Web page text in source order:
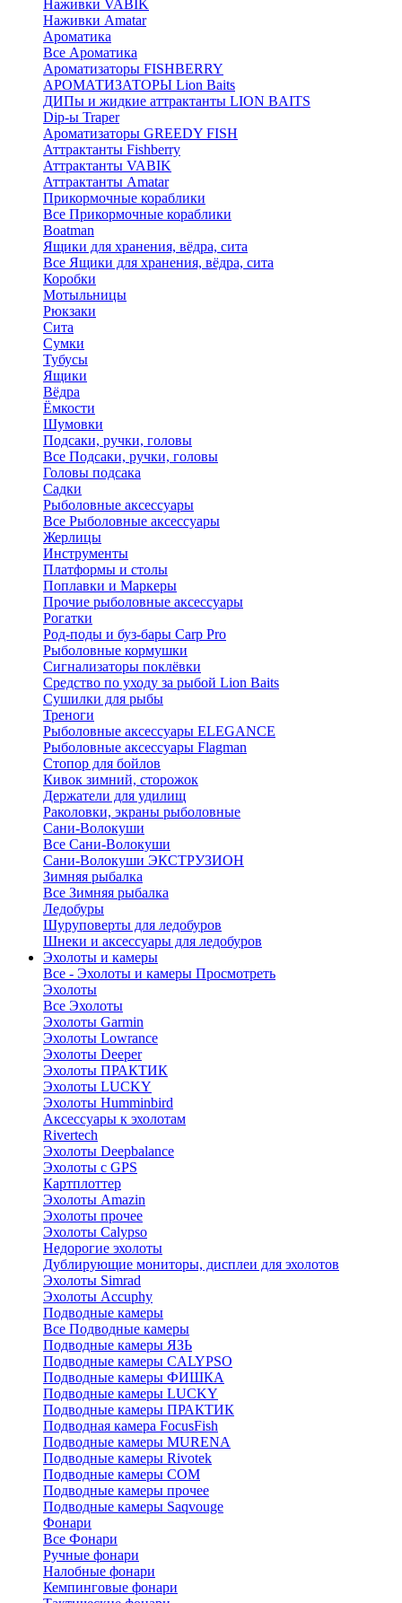
Наживки VABIK
Наживки Amatar
Ароматика
Все Ароматика
Ароматизаторы FISHBERRY
АРОМАТИЗАТОРЫ Lion Baits
ДИПы и жидкие аттрактанты LION BAITS
Dip-ы Traper
Ароматизаторы GREEDY FISH
Аттрактанты Fishberry
Аттрактанты VABIK
Аттрактанты Amatar
Прикормочные кораблики
Все Прикормочные кораблики
Boatman
Ящики для хранения, вёдра, сита
Все Ящики для хранения, вёдра, сита
Коробки
Мотыльницы
Рюкзаки
Сита
Сумки
Тубусы
Ящики
Вёдра
Ёмкости
Шумовки
Подсаки, ручки, головы
Все Подсаки, ручки, головы
Головы подсака
Садки
Рыболовные аксессуары
Все Рыболовные аксессуары
Жерлицы
Инструменты
Платформы и столы
Поплавки и Маркеры
Прочие рыболовные аксессуары
Рогатки
Род-поды и буз-бары Carp Pro
Рыболовные кормушки
Сигнализаторы поклёвки
Средство по уходу за рыбой Lion Baits
Сушилки для рыбы
Треноги
Рыболовные аксессуары ELEGANCE
Рыболовные аксессуары Flagman
Стопор для бойлов
Кивок зимний, сторожок
Держатели для удилищ
Раколовки, экраны рыболовные
Сани-Волокуши
Все Сани-Волокуши
Сани-Волокуши ЭКСТРУЗИОН
Зимняя рыбалка
Все Зимняя рыбалка
Ледобуры
Шуруповерты для ледобуров
Шнеки и аксессуары для ледобуров
Эхолоты и камеры
Все - Эхолоты и камеры Просмотреть
Эхолоты
Все Эхолоты
Эхолоты Garmin
Эхолоты Lowrance
Эхолоты Deeper
Эхолоты ПРАКТИК
Эхолоты LUCKY
Эхолоты Humminbird
Аксессуары к эхолотам
Rivertech
Эхолоты Deepbalance
Эхолоты с GPS
Картплоттер
Эхолоты Amazin
Эхолоты прочее
Эхолоты Calypso
Недорогие эхолоты
Дублирующие мониторы, дисплеи для эхолотов
Эхолоты Simrad
Эхолоты Accuphy
Подводные камеры
Все Подводные камеры
Подводные камеры ЯЗЬ
Подводные камеры CALYPSO
Подводные камеры ФИШКА
Подводные камеры LUCKY
Подводные камеры ПРАКТИК
Подводная камера FocusFish
Подводные камеры MURENA
Подводные камеры Rivotek
Подводные камеры СОМ
Подводные камеры прочее
Подводные камеры Saqvouge
Фонари
Все Фонари
Ручные фонари
Налобные фонари
Кемпинговые фонари